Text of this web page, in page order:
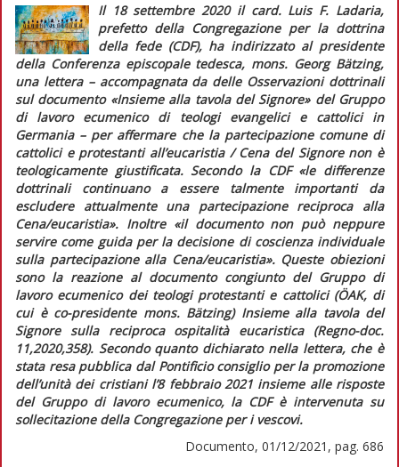
Il 18 settembre 2020 il card. Luis F. Ladaria,
prefetto della Congregazione per la dottrina
della fede (CDF), ha indirizzato al presidente
della Conferenza episcopale tedesca, mons. Georg Bätzing,
una lettera – accompagnata da delle Osservazioni dottrinali
sul documento «Insieme alla tavola del Signore» del Gruppo
di lavoro ecumenico di teologi evangelici e cattolici in
Germania – per affermare che la partecipazione comune di
cattolici e protestanti all’eucaristia / Cena del Signore non è
teologicamente giustificata. Secondo la CDF «le differenze
dottrinali continuano a essere talmente importanti da
escludere attualmente una partecipazione reciproca alla
Cena/eucaristia». Inoltre «il documento non può neppure
servire come guida per la decisione di coscienza individuale
sulla partecipazione alla Cena/eucaristia». Queste obiezioni
sono la reazione al documento congiunto del Gruppo di
lavoro ecumenico dei teologi protestanti e cattolici (ÖAK, di
cui è co-presidente mons. Bätzing) Insieme alla tavola del
Signore sulla reciproca ospitalità eucaristica (Regno-doc.
11,2020,358). Secondo quanto dichiarato nella lettera, che è
stata resa pubblica dal Pontificio consiglio per la promozione
dell’unità dei cristiani l’8 febbraio 2021 insieme alle risposte
del Gruppo di lavoro ecumenico, la CDF è intervenuta su
sollecitazione della Congregazione per i vescovi.
Documento, 01/12/2021, pag. 686